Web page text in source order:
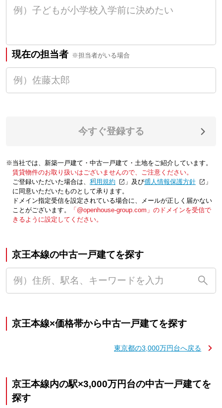
現在の担当者 ※担当者がいる場合
今すぐ登録する
※当社では、新築一戸建て・中古一戸建て・土地をご紹介しています。
賃貸物件のお取り扱いはございませんので、ご注意ください。
ご登録いただいた場合は、「利用規約 」及び「個人情報保護方針
」
に同意いただいたものとして承ります。
ドメイン指定受信を設定されている場合に、メールが正しく届かない
ことがございます。
「@openhouse-group.com」のドメインを受信で
きるように設定してください。
京王本線の中古一戸建てを探す
京王本線×価格帯から中古一戸建てを探す
東京都の3,000万円台へ戻る
京王本線内の駅×3,000万円台の中古一戸建てを
探す